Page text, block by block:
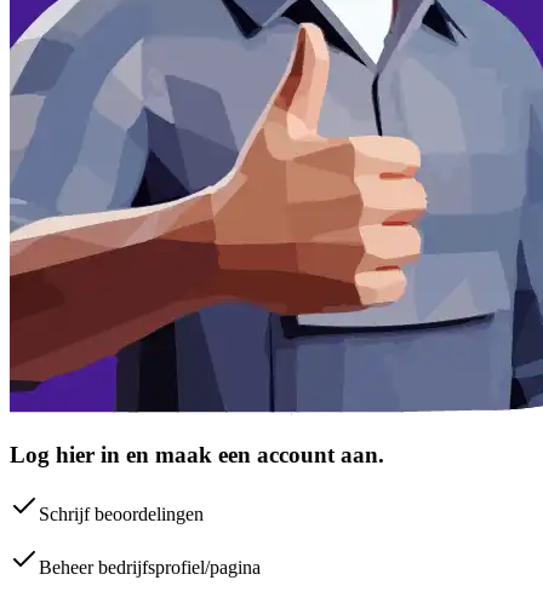
Log hier in en maak een account aan.
Schrijf beoordelingen
Beheer bedrijfsprofiel/pagina